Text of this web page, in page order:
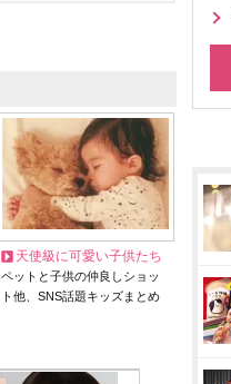
天使級に可愛い子供たち
ペットと子供の仲良しショッ
ト他、SNS話題キッズまとめ